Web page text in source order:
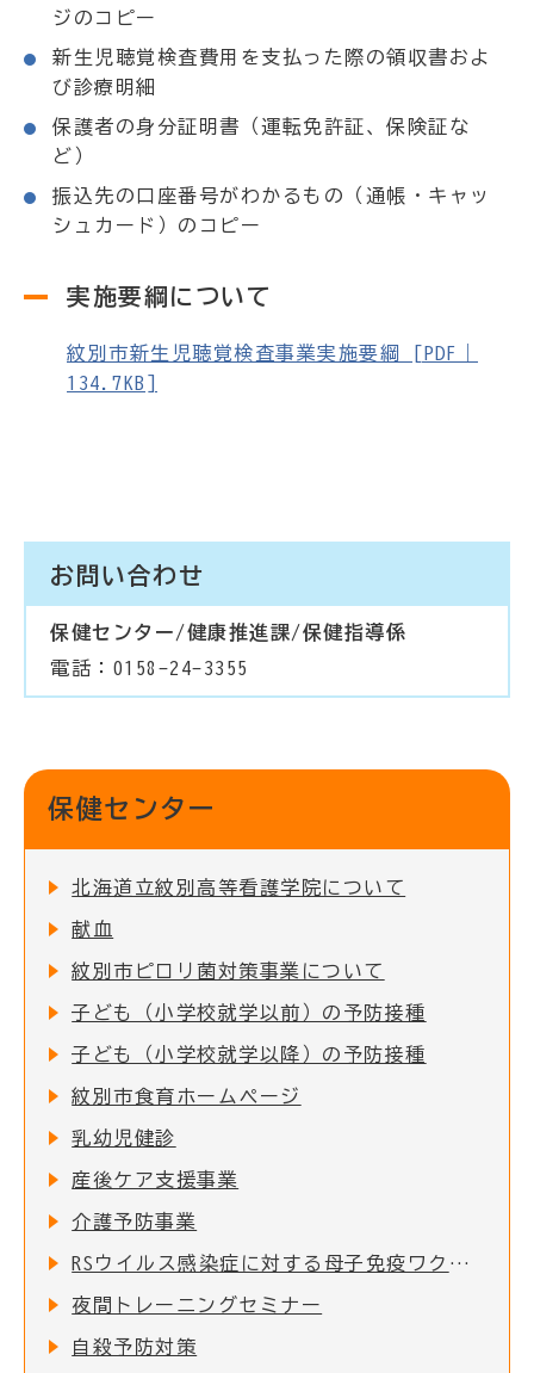
ジのコピー
新生児聴覚検査費用を支払った際の領収書およ
び診療明細
保護者の身分証明書（運転免許証、保険証な
ど）
振込先の口座番号がわかるもの（通帳・キャッ
シュカード）のコピー
実施要綱について
紋別市新生児聴覚検査事業実施要綱 [PDF｜
134.7KB]
お問い合わせ
保健センター/健康推進課/保健指導係
電話：0158-24-3355
保健センター
北海道立紋別高等看護学院について
献血
紋別市ピロリ菌対策事業について
子ども（小学校就学以前）の予防接種
子ども（小学校就学以降）の予防接種
紋別市食育ホームページ
乳幼児健診
産後ケア支援事業
介護予防事業
RSウイルス感染症に対する母子免疫ワクチンの定期接種の実施について
夜間トレーニングセミナー
自殺予防対策